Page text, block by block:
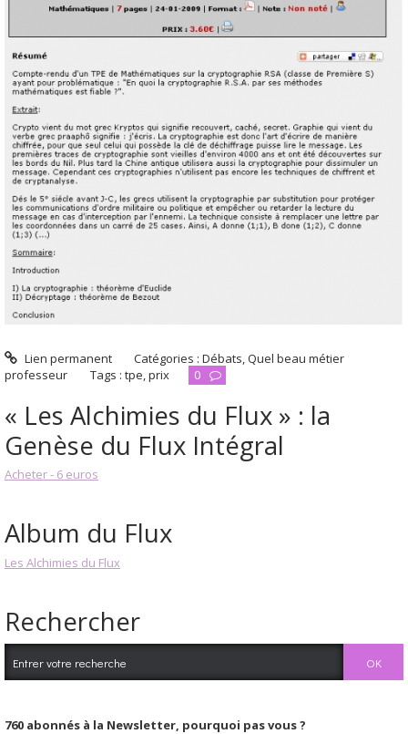
Lien permanent Catégories :Débats,Quel beau métier
professeur
Tags : tpe,prix 0
« Les Alchimies du Flux » : la
Genèse du Flux Intégral
Acheter - 6 euros
Album du Flux
Les Alchimies du Flux
Rechercher
760 abonnés à la Newsletter, pourquoi pas vous ?